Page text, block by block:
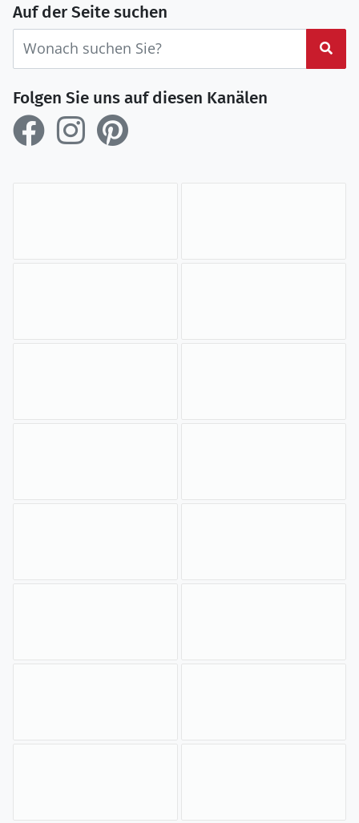
Auf der Seite suchen
Folgen Sie uns auf diesen Kanälen